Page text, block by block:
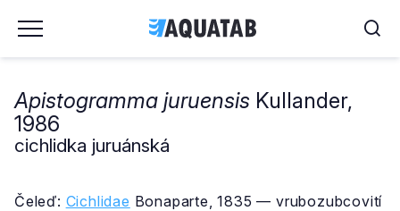
Apistogramma juruensis Kullander,
1986
cichlidka juruánská
Čeleď: Cichlidae Bonaparte, 1835 — vrubozubcovití